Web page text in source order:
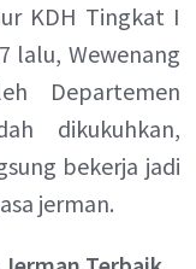
KDH Tingkat I
lalu, Wewenang
Departemen
dikukuhkan,
bekerja jadi
jerman.